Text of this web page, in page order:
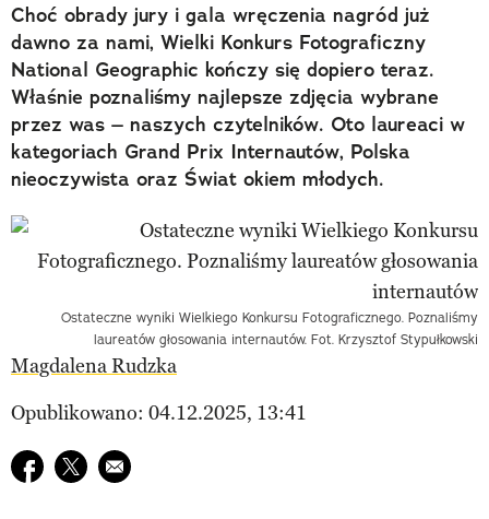
Choć obrady jury i gala wręczenia nagród już
dawno za nami, Wielki Konkurs Fotograficzny
National Geographic kończy się dopiero teraz.
Właśnie poznaliśmy najlepsze zdjęcia wybrane
przez was – naszych czytelników. Oto laureaci w
kategoriach Grand Prix Internautów, Polska
nieoczywista oraz Świat okiem młodych.
Ostateczne wyniki Wielkiego Konkursu Fotograficznego. Poznaliśmy
laureatów głosowania internautów. Fot. Krzysztof Stypułkowski
Magdalena Rudzka
Opublikowano: 04.12.2025, 13:41
Udostępnij na facebook
Udostępnij na twitter
E-mail do przyjaciela